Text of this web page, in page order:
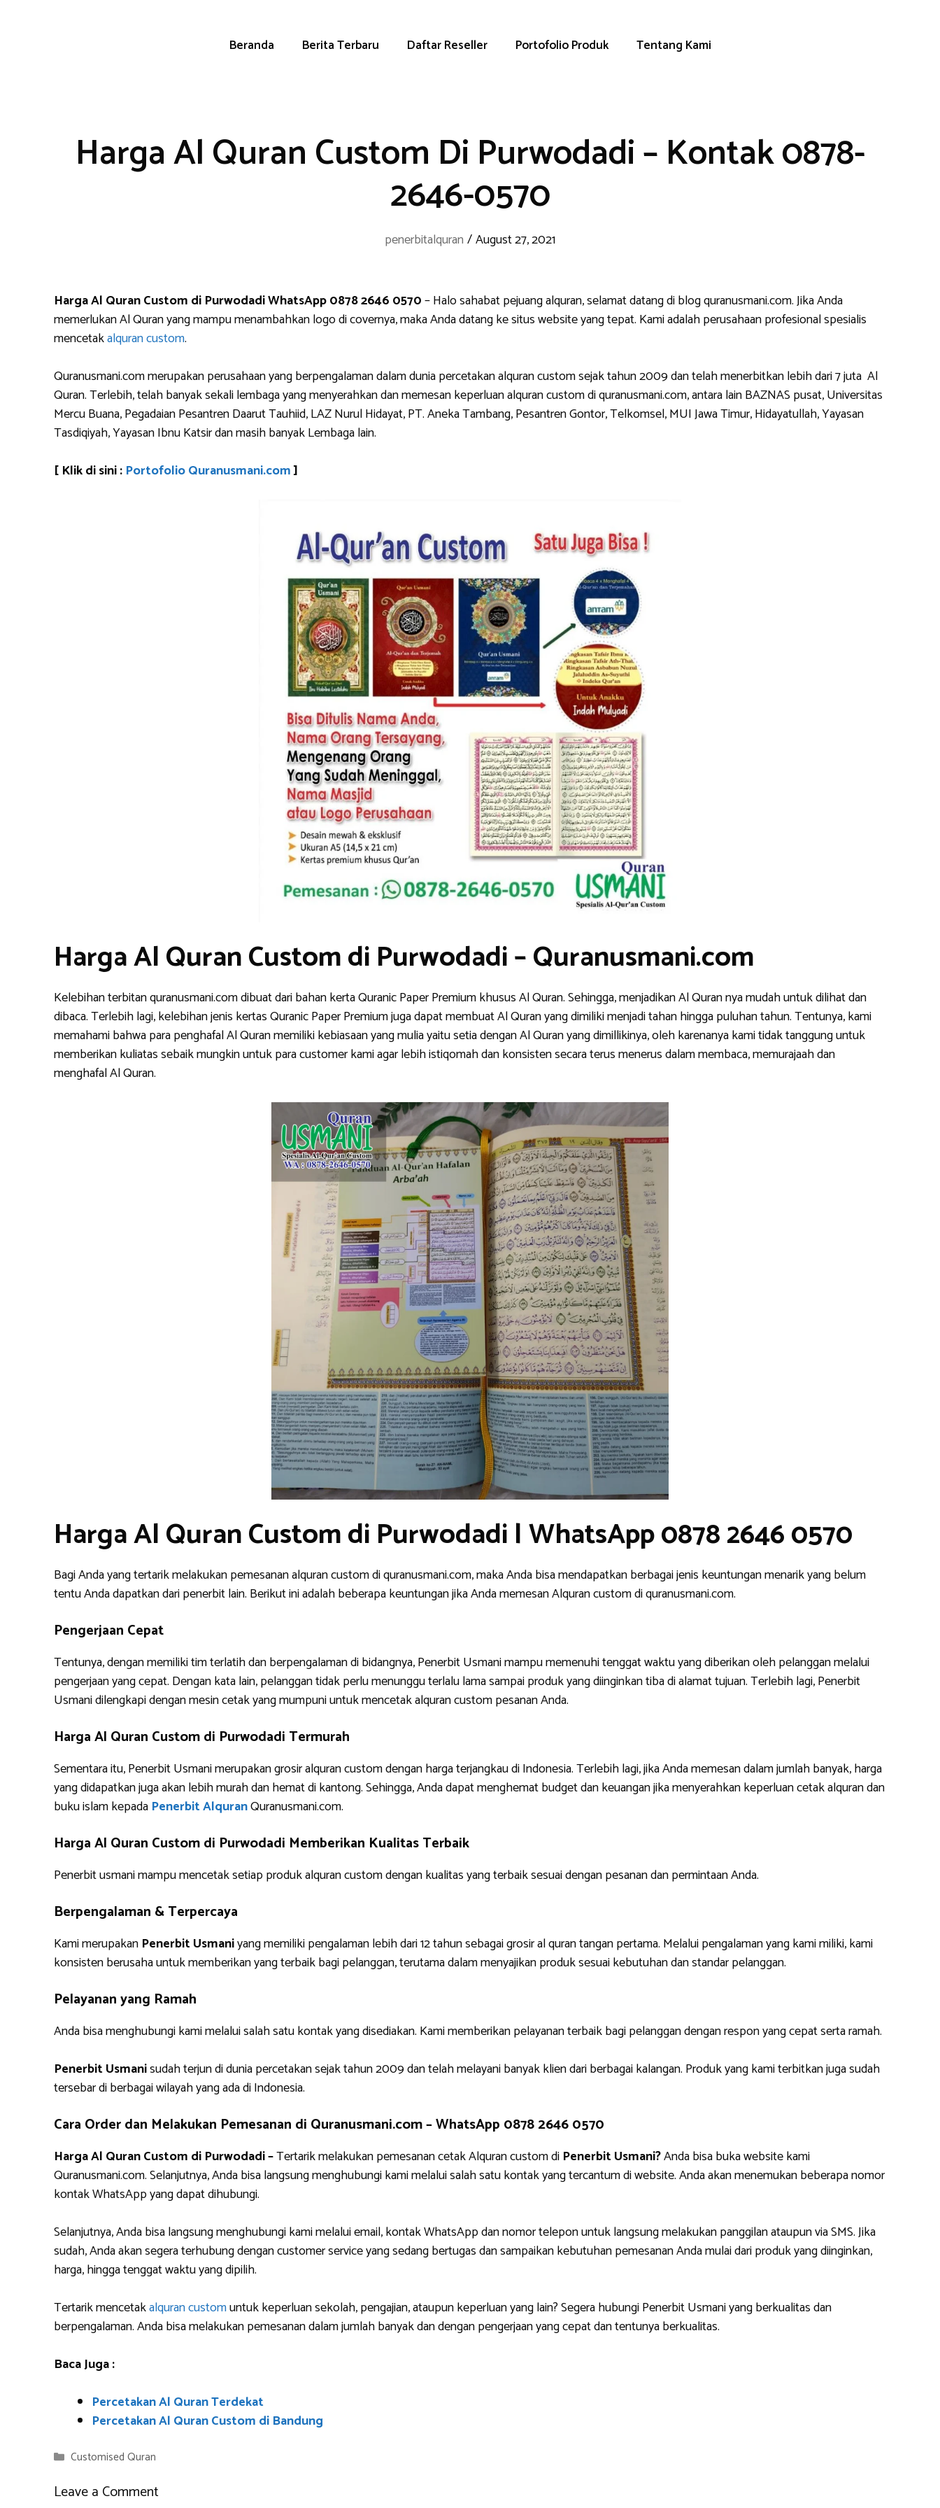
Beranda Berita Terbaru Daftar Reseller Portofolio Produk Tentang Kami
Harga Al Quran Custom Di Purwodadi – Kontak 0878-
2646-0570
penerbitalquran /August 27, 2021
Harga Al Quran Custom di Purwodadi WhatsApp 0878 2646 0570– Halo sahabat pejuang alquran, selamat datang di blog quranusmani.com. Jika Anda
memerlukan Al Quran yang mampu menambahkan logo di covernya, maka Anda datang ke situs website yang tepat. Kami adalah perusahaan profesional spesialis
mencetakalquran custom.
Quranusmani.com merupakan perusahaan yang berpengalaman dalam dunia percetakan alquran custom sejak tahun 2009 dan telah menerbitkan lebih dari 7 juta Al
Quran. Terlebih, telah banyak sekali lembaga yang menyerahkan dan memesan keperluan alquran custom di quranusmani.com, antara lain BAZNAS pusat, Universitas
Mercu Buana, Pegadaian Pesantren Daarut Tauhiid, LAZ Nurul Hidayat, PT. Aneka Tambang, Pesantren Gontor, Telkomsel, MUI Jawa Timur, Hidayatullah, Yayasan
Tasdiqiyah, Yayasan Ibnu Katsir dan masih banyak Lembaga lain.
[ Klik di sini : Portofolio Quranusmani.com]
Harga Al Quran Custom di Purwodadi – Quranusmani.com
Kelebihan terbitan quranusmani.com dibuat dari bahan kerta Quranic Paper Premium khusus Al Quran. Sehingga, menjadikan Al Quran nya mudah untuk dilihat dan
dibaca. Terlebih lagi, kelebihan jenis kertas Quranic Paper Premium juga dapat membuat Al Quran yang dimiliki menjadi tahan hingga puluhan tahun. Tentunya, kami
memahami bahwa para penghafal Al Quran memiliki kebiasaan yang mulia yaitu setia dengan Al Quran yang dimillikinya, oleh karenanya kami tidak tanggung untuk
memberikan kuliatas sebaik mungkin untuk para customer kami agar lebih istiqomah dan konsisten secara terus menerus dalam membaca, memurajaah dan
menghafal Al Quran.
Harga Al Quran Custom di Purwodadi | WhatsApp 0878 2646 0570
Bagi Anda yang tertarik melakukan pemesanan alquran custom di quranusmani.com, maka Anda bisa mendapatkan berbagai jenis keuntungan menarik yang belum
tentu Anda dapatkan dari penerbit lain. Berikut ini adalah beberapa keuntungan jika Anda memesan Alquran custom di quranusmani.com.
Pengerjaan Cepat
Tentunya, dengan memiliki tim terlatih dan berpengalaman di bidangnya, Penerbit Usmani mampu memenuhi tenggat waktu yang diberikan oleh pelanggan melalui
pengerjaan yang cepat. Dengan kata lain, pelanggan tidak perlu menunggu terlalu lama sampai produk yang diinginkan tiba di alamat tujuan. Terlebih lagi, Penerbit
Usmani dilengkapi dengan mesin cetak yang mumpuni untuk mencetak alquran custom pesanan Anda.
Harga Al Quran Custom di Purwodadi Termurah
Sementara itu, Penerbit Usmani merupakan grosir alquran custom dengan harga terjangkau di Indonesia. Terlebih lagi, jika Anda memesan dalam jumlah banyak, harga
yang didapatkan juga akan lebih murah dan hemat di kantong. Sehingga, Anda dapat menghemat budget dan keuangan jika menyerahkan keperluan cetak alquran dan
buku islam kepada Penerbit AlquranQuranusmani.com.
Harga Al Quran Custom di Purwodadi Memberikan Kualitas Terbaik
Penerbit usmani mampu mencetak setiap produk alquran custom dengan kualitas yang terbaik sesuai dengan pesanan dan permintaan Anda.
Berpengalaman & Terpercaya
Kami merupakan Penerbit Usmaniyang memiliki pengalaman lebih dari 12 tahun sebagai grosir al quran tangan pertama. Melalui pengalaman yang kami miliki, kami
konsisten berusaha untuk memberikan yang terbaik bagi pelanggan, terutama dalam menyajikan produk sesuai kebutuhan dan standar pelanggan.
Pelayanan yang Ramah
Anda bisa menghubungi kami melalui salah satu kontak yang disediakan. Kami memberikan pelayanan terbaik bagi pelanggan dengan respon yang cepat serta ramah.
Penerbit Usmanisudah terjun di dunia percetakan sejak tahun 2009 dan telah melayani banyak klien dari berbagai kalangan. Produk yang kami terbitkan juga sudah
tersebar di berbagai wilayah yang ada di Indonesia.
Cara Order dan Melakukan Pemesanan di Quranusmani.com –WhatsApp 0878 2646 0570
Harga Al Quran Custom di Purwodadi –Tertarik melakukan pemesanan cetak Alquran custom di Penerbit Usmani?Anda bisa buka website kami
Quranusmani.com. Selanjutnya, Anda bisa langsung menghubungi kami melalui salah satu kontak yang tercantum di website. Anda akan menemukan beberapa nomor
kontak WhatsApp yang dapat dihubungi.
Selanjutnya, Anda bisa langsung menghubungi kami melalui email, kontak WhatsApp dan nomor telepon untuk langsung melakukan panggilan ataupun via SMS. Jika
sudah, Anda akan segera terhubung dengan customer service yang sedang bertugas dan sampaikan kebutuhan pemesanan Anda mulai dari produk yang diinginkan,
harga, hingga tenggat waktu yang dipilih.
Tertarik mencetakalquran customuntuk keperluan sekolah, pengajian, ataupun keperluan yang lain? Segera hubungi Penerbit Usmani yang berkualitas dan
berpengalaman. Anda bisa melakukan pemesanan dalam jumlah banyak dan dengan pengerjaan yang cepat dan tentunya berkualitas.
Baca Juga :
Percetakan Al Quran Terdekat
Percetakan Al Quran Custom di Bandung
Categories
Customised Quran
Leave a Comment